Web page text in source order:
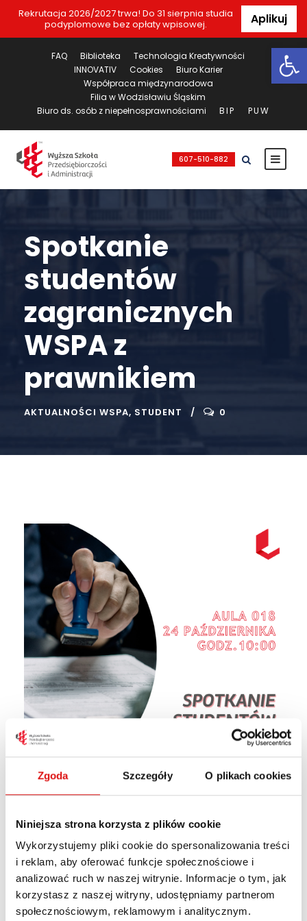
Zgoda Szczegóły O plikach cookies
Niniejsza strona korzysta z plików cookie
Wykorzystujemy pliki cookie do spersonalizowania treści
i reklam, aby oferować funkcje społecznościowe i
analizować ruch w naszej witrynie. Informacje o tym, jak
korzystasz z naszej witryny, udostępniamy partnerom
społecznościowym, reklamowym i analitycznym.
Rekrutacja 2026/2027 trwa! Do 31 sierpnia studia
podyplomowe bez opłaty wpisowej.
Aplikuj
FAQ Biblioteka
Technologia Kreatywności
INNOVATIV
Cookies
Biuro Karier
Współpraca międzynarodowa
Filia w Wodzisławiu Śląskim
Biuro ds. osób z niepełnosprawnościami
BIP PUW
607-510-882
Spotkanie
studentów
zagranicznych
WSPA z
prawnikiem
AKTUALNOŚCI WSPA, STUDENT 0
Drodzy Studenci,
w dniu 24 października o godz. 10.00 w auli 018